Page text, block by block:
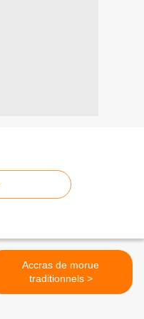
Accras de morue
traditionnels >